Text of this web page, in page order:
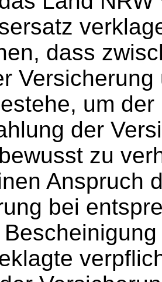
dass
um
der
zu
Anspruch
bei